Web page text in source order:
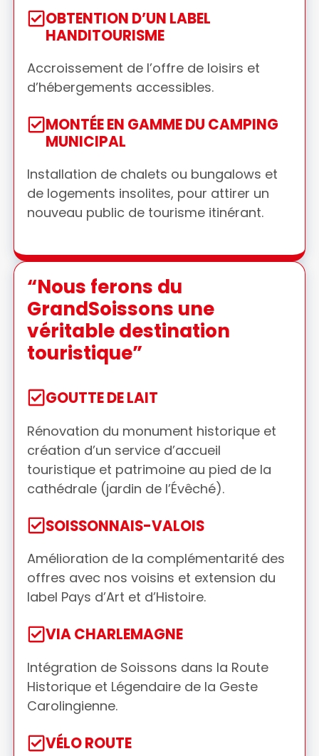
OBTENTION D’UN LABEL
HANDITOURISME
Accroissement de l’offre de loisirs et
d’hébergements accessibles.
MONTÉE EN GAMME DU CAMPING
MUNICIPAL
Installation de chalets ou bungalows et
de logements insolites, pour attirer un
nouveau public de tourisme itinérant.
“Nous ferons du
GrandSoissons une
véritable destination
touristique”
GOUTTE DE LAIT
Rénovation du monument historique et
création d’un service d’accueil
touristique et patrimoine au pied de la
cathédrale (jardin de l’Évêché).
SOISSONNAIS-VALOIS
Amélioration de la complémentarité des
offres avec nos voisins et extension du
label Pays d’Art et d’Histoire.
VIA CHARLEMAGNE
Intégration de Soissons dans la Route
Historique et Légendaire de la Geste
Carolingienne.
VÉLO ROUTE